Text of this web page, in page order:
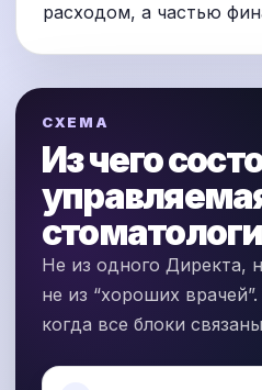
расходом, а частью
СХЕМА
Из чего
Не из одного Директа,
не из “хороших
когда все блоки